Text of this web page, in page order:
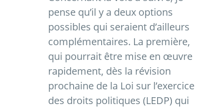
pense qu’il y a deux options
possibles qui seraient d’ailleurs
complémentaires. La première,
qui pourrait être mise en œuvre
rapidement, dès la révision
prochaine de la Loi sur l’exercice
des droits politiques (LEDP) qui